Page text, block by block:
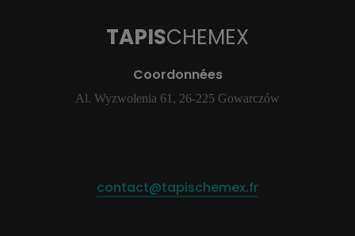
TAPISCHEMEX
Coordonnées
Al. Wyzwolenia 61, 26-225 Gowarczów
contact@tapischemex.fr